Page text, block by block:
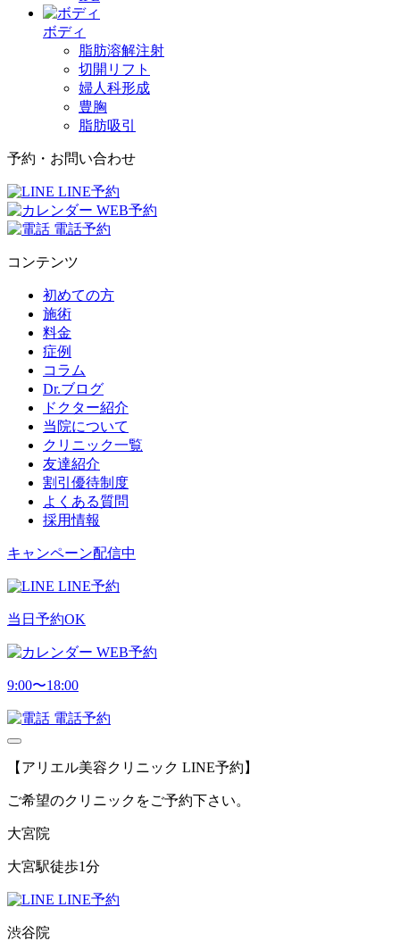
ボディ
脂肪溶解注射
切開リフト
婦人科形成
豊胸
脂肪吸引
予約・お問い合わせ
LINE予約
WEB予約
電話予約
コンテンツ
初めての方
施術
料金
症例
コラム
Dr.ブログ
ドクター紹介
当院について
クリニック一覧
友達紹介
割引優待制度
よくある質問
採用情報
キャンペーン配信中
LINE予約
当日予約OK
WEB予約
9:00〜18:00
電話予約
【アリエル美容クリニック LINE予約】
ご希望のクリニックをご予約下さい。
大宮院
大宮駅徒歩1分
LINE予約
渋谷院